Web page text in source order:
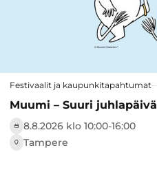
Festivaalit ja kaupunkitapahtumat
Muumi – Suuri juhlapäivä
8.8.2026 klo 10:00-16:00
Tampere